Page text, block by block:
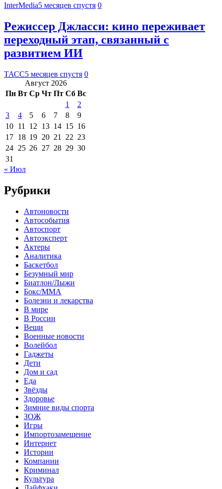
InterMedia5 месяцев спустя 0
Режиссер Джласси: кино переживает
переходный этап, связанный с
развитием ИИ
ТАСС5 месяцев спустя 0
Август 2026
Пн Вт Ср Чт Пт Сб Вс
1
2
3
4 5 6 7 8
9
10 11 12 13 14 15 16
17 18 19 20 21 22 23
24 25 26 27 28 29 30
31
« Июл
Рубрики
Автоновости
Автособытия
Автоспорт
Автоэксперт
Актеры
Аналитика
Баскетбол
Безумный мир
Биатлон/Лыжи
Бокс/MMA
Болезни и лекарства
В мире
В России
Вещи
Военные новости
Волейбол
Гаджеты
Дети
Дом и сад
Еда
Звёзды
Здоровье
Зимние виды спорта
ЗОЖ
Игры
Импортозамещение
Интернет
Истории
Компании
Криминал
Культура